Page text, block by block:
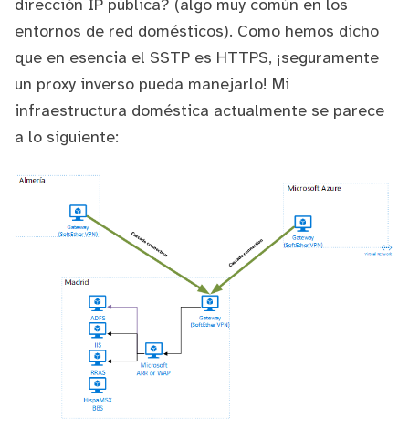
dirección IP pública? (algo muy común en los
entornos de red domésticos). Como hemos dicho
que en esencia el SSTP es HTTPS, ¡seguramente
un proxy inverso pueda manejarlo! Mi
infraestructura doméstica actualmente se parece
a lo siguiente: